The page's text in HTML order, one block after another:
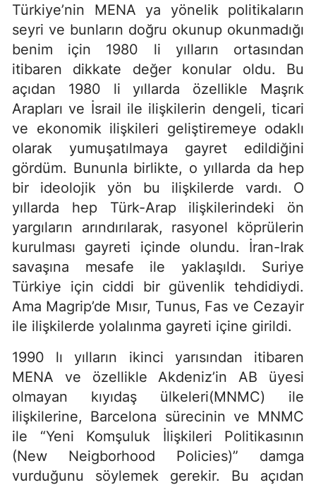
Türkiye’nin MENA ya yönelik politikaların
seyri ve bunların doğru okunup okunmadığı
benim için 1980 li yılların ortasından
itibaren dikkate değer konular oldu. Bu
açıdan 1980 li yıllarda özellikle Maşrık
Arapları ve İsrail ile ilişkilerin dengeli, ticari
ve ekonomik ilişkileri geliştiremeye odaklı
olarak yumuşatılmaya gayret edildiğini
gördüm. Bununla birlikte, o yıllarda da hep
bir ideolojik yön bu ilişkilerde vardı. O
yıllarda hep Türk-Arap ilişkilerindeki ön
yargıların arındırılarak, rasyonel köprülerin
kurulması gayreti içinde olundu. İran-Irak
savaşına mesafe ile yaklaşıldı. Suriye
Türkiye için ciddi bir güvenlik tehdidiydi.
Ama Magrip’de Mısır, Tunus, Fas ve Cezayir
ile ilişkilerde yolalınma gayreti içine girildi.
1990 lı yılların ikinci yarısından itibaren
MENA ve özellikle Akdeniz’in AB üyesi
olmayan kıyıdaş ülkeleri(MNMC) ile
ilişkilerine, Barcelona sürecinin ve MNMC
ile “Yeni Komşuluk İlişkileri Politikasının
(New Neigborhood Policies)” damga
vurduğunu söylemek gerekir. Bu açıdan